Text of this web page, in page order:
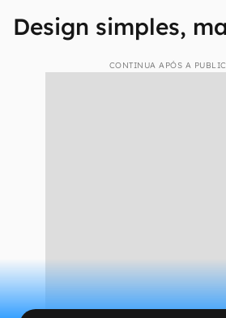
Design simples,
CONTINUA APÓS A